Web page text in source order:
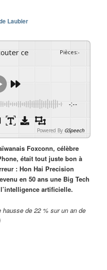
Laubier
Pièces:-
-:--
Powered By GSpeech
Foxconn, célèbre
était tout juste bon à
: Hon Hai Precision
en 50 ans une Big Tech
artificielle.
de 22 % sur un an de